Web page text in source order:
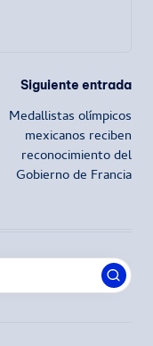
Siguiente entrada
Medallistas olímpicos
mexicanos reciben
reconocimiento del
Gobierno de Francia